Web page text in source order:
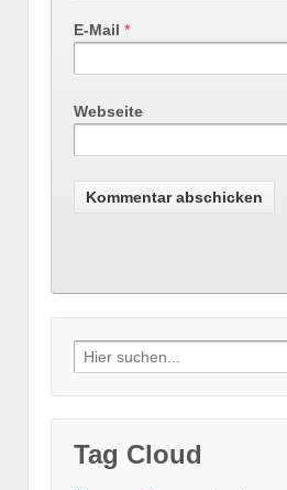
E-Mail *
Webseite
Search
for:
Tag Cloud